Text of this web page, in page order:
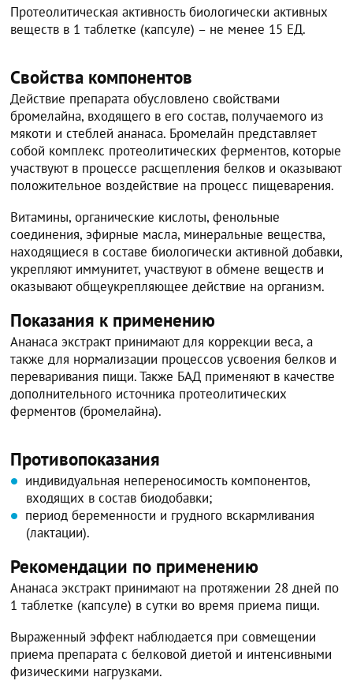
Протеолитическая активность биологически активных
веществ в 1 таблетке (капсуле) – не менее 15 ЕД.
Свойства компонентов
Действие препарата обусловлено свойствами
бромелайна, входящего в его состав, получаемого из
мякоти и стеблей ананаса. Бромелайн представляет
собой комплекс протеолитических ферментов, которые
участвуют в процессе расщепления белков и оказывают
положительное воздействие на процесс пищеварения.
Витамины, органические кислоты, фенольные
соединения, эфирные масла, минеральные вещества,
находящиеся в составе биологически активной добавки,
укрепляют иммунитет, участвуют в обмене веществ и
оказывают общеукрепляющее действие на организм.
Показания к применению
Ананаса экстракт принимают для коррекции веса, а
также для нормализации процессов усвоения белков и
переваривания пищи. Также БАД применяют в качестве
дополнительного источника протеолитических
ферментов (бромелайна).
Противопоказания
индивидуальная непереносимость компонентов,
входящих в состав биодобавки;
период беременности и грудного вскармливания
(лактации).
Рекомендации по применению
Ананаса экстракт принимают на протяжении 28 дней по
1 таблетке (капсуле) в сутки во время приема пищи.
Выраженный эффект наблюдается при совмещении
приема препарата с белковой диетой и интенсивными
физическими нагрузками.